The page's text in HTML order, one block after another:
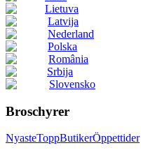
Lietuva
Latvija
Nederland
Polska
România
Srbija
Slovensko
Broschyrer
NyasteToppButikerÖppettider